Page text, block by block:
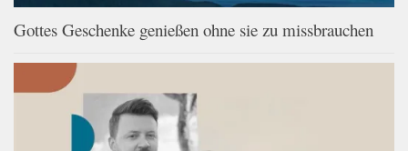
Gottes Geschenke genießen ohne sie zu missbrauchen